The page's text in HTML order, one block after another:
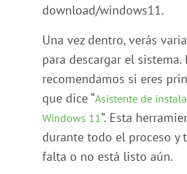
download/windows11.
Una vez dentro, verás
para descargar el sistema.
recomendamos si eres
que dice “Asistente de
Windows 11”. Esta
durante todo el proceso y
falta o no está listo aún.